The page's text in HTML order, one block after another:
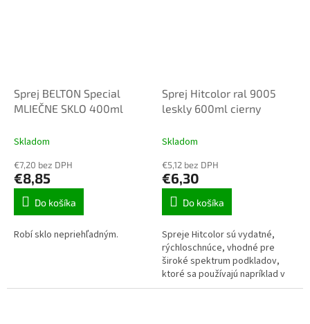
Sprej BELTON Special
MLIEČNE SKLO 400ml
Skladom
€7,20 bez DPH
€8,85
Do košíka
Robí sklo nepriehľadným.
Sprej Hitcolor ral 9005
leskly 600ml cierny
Skladom
€5,12 bez DPH
€6,30
Do košíka
Spreje Hitcolor sú vydatné,
rýchloschnúce, vhodné pre
široké spektrum podkladov,
ktoré sa používajú napríklad v
nábytkárstve, ...